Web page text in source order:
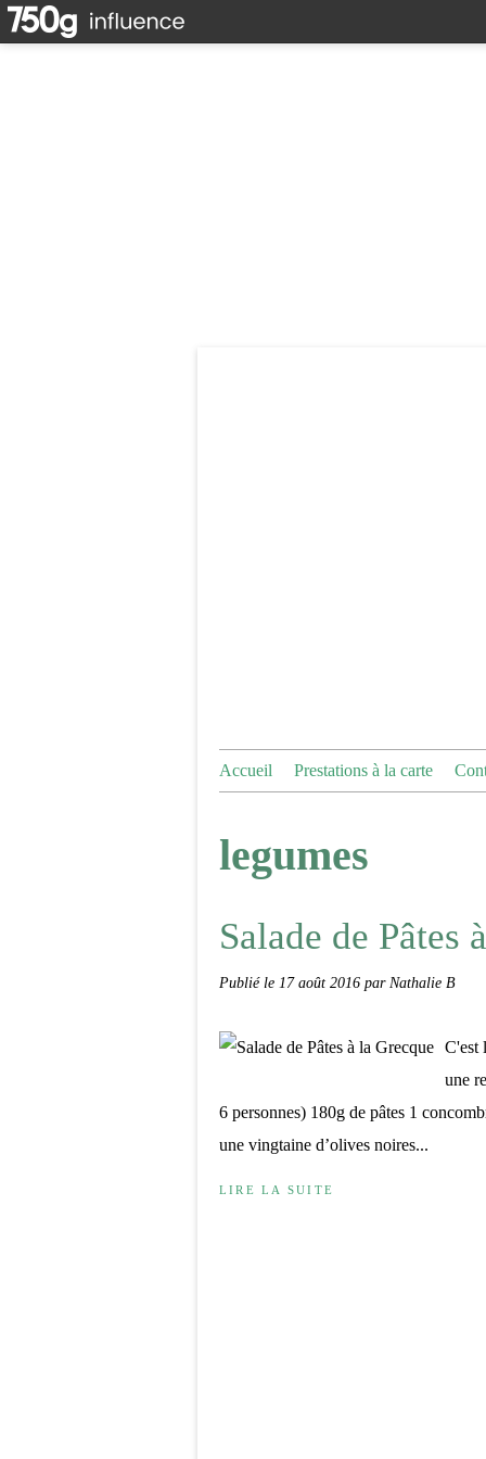
Accueil Prestations à la carte
legumes
Salade de Pâtes
Publié le 17 août 2016 par Nathalie B
C'est
une
6 personnes) 180g de pâtes 1
une vingtaine d’olives noires...
LIRE LA SUITE